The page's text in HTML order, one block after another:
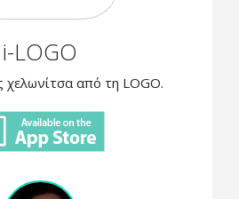
i-LOGO
από τη LOGO.